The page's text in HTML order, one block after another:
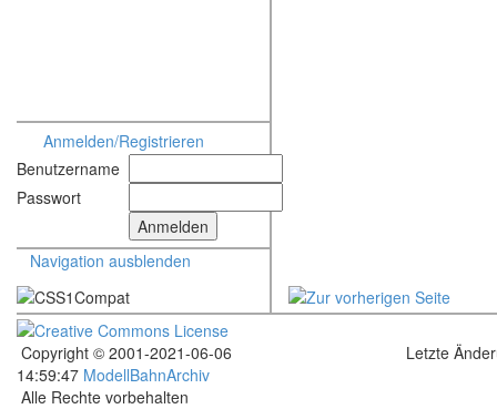
Anmelden/Registrieren
Benutzername
Passwort
Navigation ausblenden
Copyright © 2001-2021-06-06
14:59:47 ModellBahnArchiv
Letzte
Alle Rechte vorbehalten